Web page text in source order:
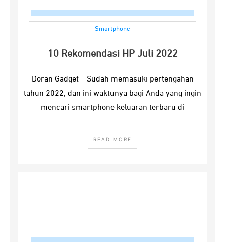
Smartphone
10 Rekomendasi HP Juli 2022
Doran Gadget – Sudah memasuki pertengahan
tahun 2022, dan ini waktunya bagi Anda yang ingin
mencari smartphone keluaran terbaru di
READ MORE